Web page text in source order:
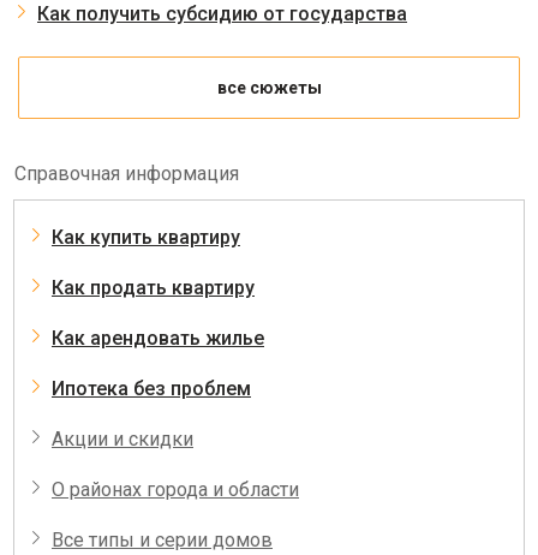
Как получить субсидию от государства
все сюжеты
Справочная информация
Как купить квартиру
Как продать квартиру
Как арендовать жилье
Ипотека без проблем
Акции и скидки
О районах города и области
Все типы и серии домов